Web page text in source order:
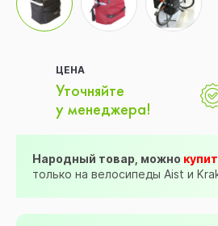
ЦЕНА
Уточняйте
у менеджера!
Народный товар, можно
только на велосипеды Aist и